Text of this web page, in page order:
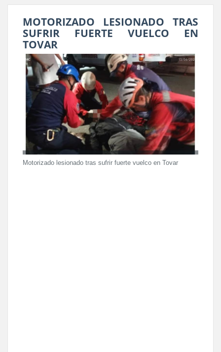
MOTORIZADO LESIONADO TRAS
SUFRIR FUERTE VUELCO EN
TOVAR
Motorizado lesionado tras sufrir fuerte vuelco en Tovar